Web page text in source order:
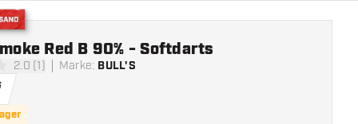
2.0 (1) Marke: BULL'S
Red B 90% - Softdarts